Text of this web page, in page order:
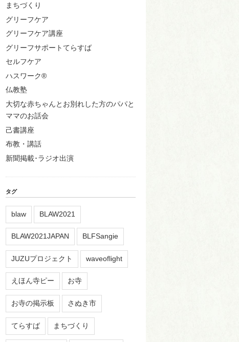
まちづくり
グリーフケア
グリーフケア講座
グリーフサポートてらすば
セルフケア
ハスワーク®
仏教塾
大切な赤ちゃんとお別れした方のパパと
ママのお話会
己書講座
布教・講話
新聞掲載･ラジオ出演
タグ
blaw BLAW2021
BLAW2021JAPAN BLFSangie
JUZUプロジェクト waveoflight
えほん寺ピー お寺
お寺の掲示板 さぬき市
てらすば まちづくり